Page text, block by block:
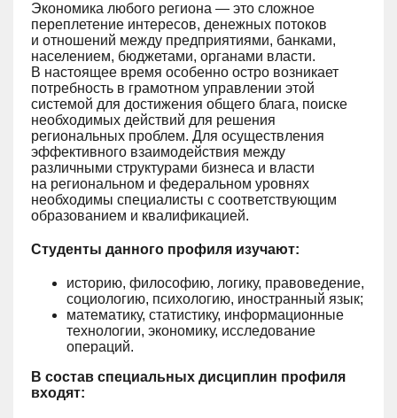
Экономика любого региона — это сложное
переплетение интересов, денежных потоков
и отношений между предприятиями, банками,
населением, бюджетами, органами власти.
В настоящее время особенно остро возникает
потребность в грамотном управлении этой
системой для достижения общего блага, поиске
необходимых действий для решения
региональных проблем. Для осуществления
эффективного взаимодействия между
различными структурами бизнеса и власти
на региональном и федеральном уровнях
необходимы специалисты с соответствующим
образованием и квалификацией.
Студенты данного профиля изучают:
историю, философию, логику, правоведение,
социологию, психологию, иностранный язык;
математику, статистику, информационные
технологии, экономику, исследование
операций.
В состав специальных дисциплин профиля
входят: